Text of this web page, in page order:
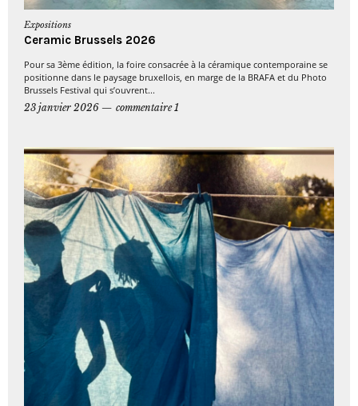
Expositions
Ceramic Brussels 2026
Pour sa 3ème édition, la foire consacrée à la céramique contemporaine se
positionne dans le paysage bruxellois, en marge de la BRAFA et du Photo
Brussels Festival qui s’ouvrent...
23 janvier 2026
commentaire 1